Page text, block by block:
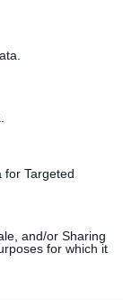
for Targeted
and/or Sharing
for which it
de
Ovar, INEM,
de forma